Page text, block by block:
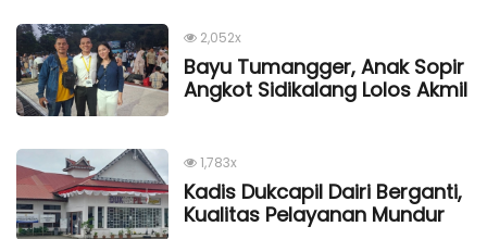
2,052x
Bayu Tumangger, Anak Sopir
Angkot Sidikalang Lolos Akmil
1,783x
Kadis Dukcapil Dairi Berganti,
Kualitas Pelayanan Mundur